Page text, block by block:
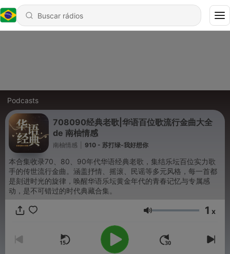
Podcasts
708090经典老歌|华语百位歌流行金曲大全
de 南柚情感
南柚情感 910 - 苏打绿-我好想你
本合集收录70、80、90年代华语经典老歌，集结乐坛百位实力歌
手的传世流行金曲。涵盖抒情、摇滚、民谣等多元风格，每一首都
是刻进时光的旋律，唤醒华语乐坛黄金年代的青春记忆与专属感
动，是不可错过的时代典藏合集。
Volume 1 x